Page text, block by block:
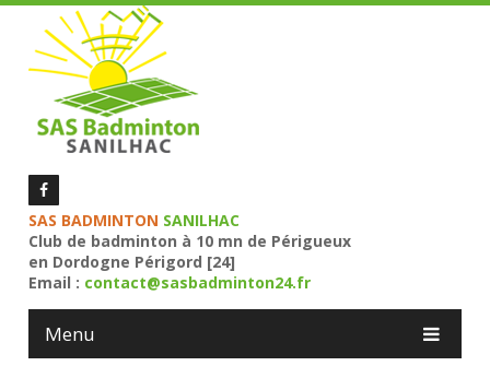
SAS BADMINTON SANILHAC
Club de badminton à 10 mn de Périgueux
en Dordogne Périgord [24]
Email : contact@sasbadminton24.fr
Menu